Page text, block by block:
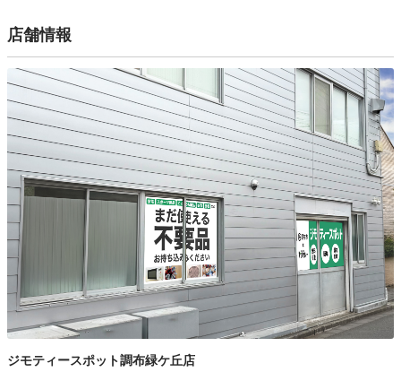
店舗情報
ジモティースポット調布緑ケ丘店